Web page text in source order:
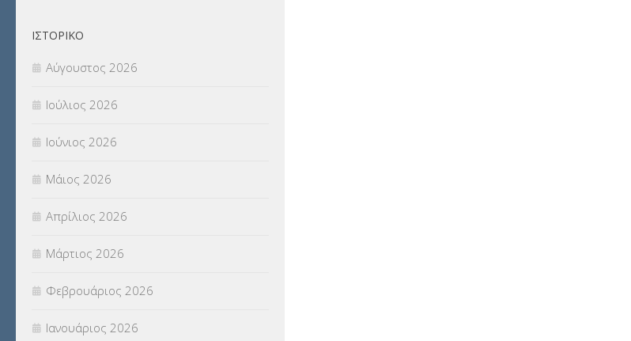
(18)
ΣΥΝΤΑΞΕΙΣ(12)
ΣΧΟΛΙΚΟΙ ΣΥΜΒΟΥΛΟΙ
ΙΣΤΟΡΙΚΌ
Αύγουστος 2026
Ιούλιος 2026
Ιούνιος 2026
Μάιος 2026
Απρίλιος 2026
Μάρτιος 2026
Φεβρουάριος 2026
Ιανουάριος 2026